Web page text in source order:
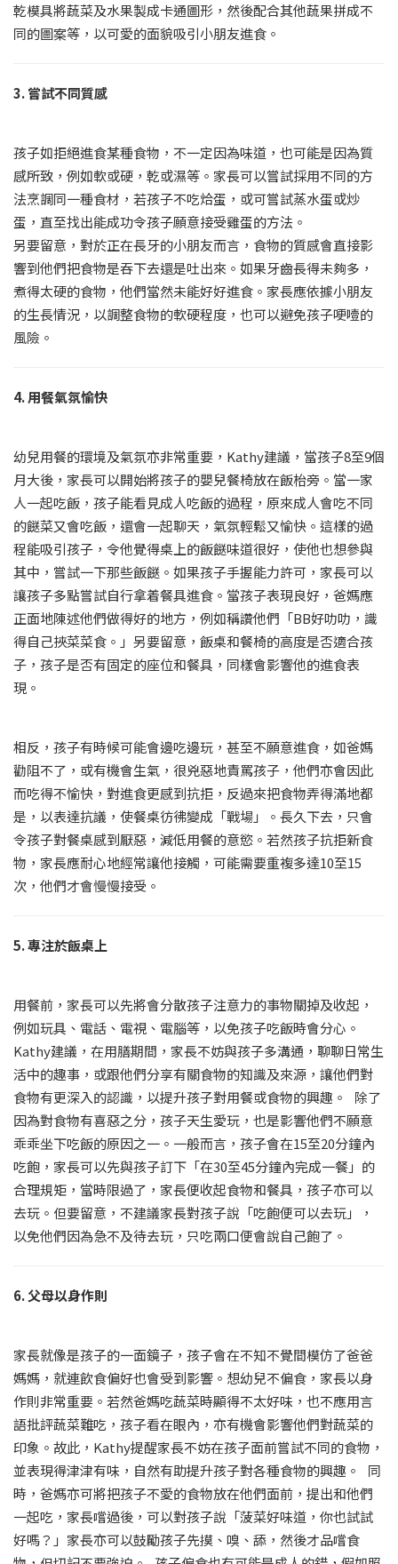
乾模具將蔬菜及水果製成卡通圖形，然後配合其他蔬果拼成不
同的圖案等，以可愛的面貌吸引小朋友進食。
3. 嘗試不同質感
孩子如拒絕進食某種食物，不一定因為味道，也可能是因為質
感所致，例如軟或硬，乾或濕等。家長可以嘗試採用不同的方
法烹調同一種食材，若孩子不吃烚蛋，或可嘗試蒸水蛋或炒
蛋，直至找出能成功令孩子願意接受雞蛋的方法。
另要留意，對於正在長牙的小朋友而言，食物的質感會直接影
響到他們把食物是吞下去還是吐出來。如果牙齒長得未夠多，
煮得太硬的食物，他們當然未能好好進食。家長應依據小朋友
的生長情況，以調整食物的軟硬程度，也可以避免孩子哽噎的
風險。
4. 用餐氣氛愉快
幼兒用餐的環境及氣氛亦非常重要，Kathy建議，當孩子8至9個
月大後，家長可以開始將孩子的嬰兒餐椅放在飯枱旁。當一家
人一起吃飯，孩子能看見成人吃飯的過程，原來成人會吃不同
的餸菜又會吃飯，還會一起聊天，氣氛輕鬆又愉快。這樣的過
程能吸引孩子，令他覺得桌上的飯餸味道很好，使他也想參與
其中，嘗試一下那些飯餸。如果孩子手握能力許可，家長可以
讓孩子多點嘗試自行拿着餐具進食。當孩子表現良好，爸媽應
正面地陳述他們做得好的地方，例如稱讚他們「BB好叻叻，識
得自己挾菜菜食。」另要留意，飯桌和餐椅的高度是否適合孩
子，孩子是否有固定的座位和餐具，同樣會影響他的進食表
現。
相反，孩子有時候可能會邊吃邊玩，甚至不願意進食，如爸媽
勸阻不了，或有機會生氣，很兇惡地責罵孩子，他們亦會因此
而吃得不愉快，對進食更感到抗拒，反過來把食物弄得滿地都
是，以表達抗議，使餐桌彷彿變成「戰場」。長久下去，只會
令孩子對餐桌感到厭惡，減低用餐的意慾。若然孩子抗拒新食
物，家長應耐心地經常讓他接觸，可能需要重複多達10至15
次，他們才會慢慢接受。
5. 專注於飯桌上
用餐前，家長可以先將會分散孩子注意力的事物關掉及收起，
例如玩具、電話、電視、電腦等，以免孩子吃飯時會分心。
Kathy建議，在用膳期間，家長不妨與孩子多溝通，聊聊日常生
活中的趣事，或跟他們分享有關食物的知識及來源，讓他們對
食物有更深入的認識，以提升孩子對用餐或食物的興趣。 除了
因為對食物有喜惡之分，孩子天生愛玩，也是影響他們不願意
乖乖坐下吃飯的原因之一。一般而言，孩子會在15至20分鐘內
吃飽，家長可以先與孩子訂下「在30至45分鐘內完成一餐」的
合理規矩，當時限過了，家長便收起食物和餐具，孩子亦可以
去玩。但要留意，不建議家長對孩子說「吃飽便可以去玩」，
以免他們因為急不及待去玩，只吃兩口便會說自己飽了。
6. 父母以身作則
家長就像是孩子的一面鏡子，孩子會在不知不覺間模仿了爸爸
媽媽，就連飲食偏好也會受到影響。想幼兒不偏食，家長以身
作則非常重要。若然爸媽吃蔬菜時顯得不太好味，也不應用言
語批評蔬菜難吃，孩子看在眼內，亦有機會影響他們對蔬菜的
印象。故此，Kathy提醒家長不妨在孩子面前嘗試不同的食物，
並表現得津津有味，自然有助提升孩子對各種食物的興趣。 同
時，爸媽亦可將把孩子不愛的食物放在他們面前，提出和他們
一起吃，家長嚐過後，可以對孩子說「菠菜好味道，你也試試
好嗎？」家長亦可以鼓勵孩子先摸、嗅、舔，然後才品嚐食